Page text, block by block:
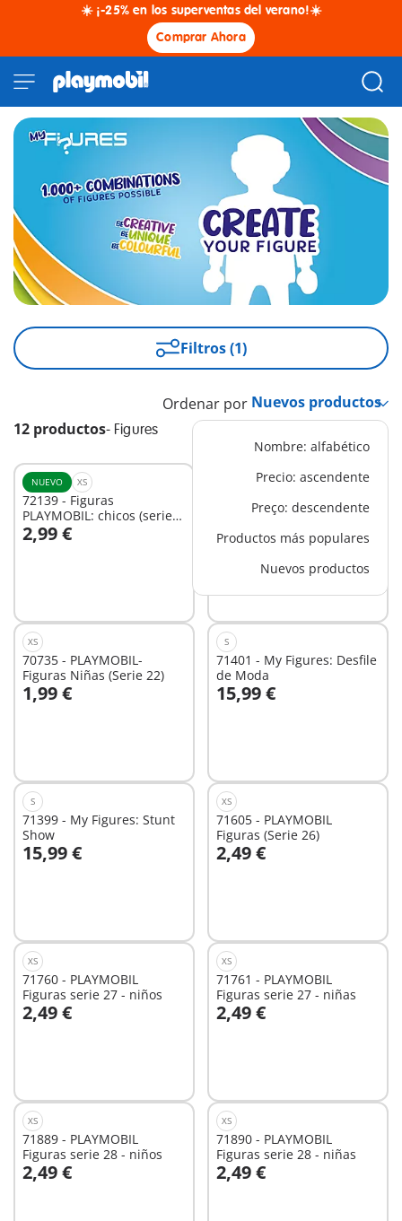
☀️ ¡-25% en los superventas del verano!☀️
Comprar Ahora
Filtros (1)
12 productos- Figures
Ordenar por
Nombre: alfabético
Precio: ascendente
Preço: descendente
Productos más populares
Nuevos productos
NUEVO XS
72139 - Figuras
PLAYMOBIL: chicos (serie
30)
2,99 €
A la cesta
XS
72140 - Figuras
PLAYMOBIL: chicas (serie
30)
2,99 €
A la cesta
XS
70735 - PLAYMOBIL-
Figuras Niñas (Serie 22)
1,99 €
S
71401 - My Figures: Desfile
de Moda
15,99 €
S
71399 - My Figures: Stunt
Show
15,99 €
XS
71605 - PLAYMOBIL
Figuras (Serie 26)
2,49 €
XS
71760 - PLAYMOBIL
Figuras serie 27 - niños
2,49 €
A la cesta
XS
71761 - PLAYMOBIL
Figuras serie 27 - niñas
2,49 €
XS
71889 - PLAYMOBIL
Figuras serie 28 - niños
2,49 €
XS
71890 - PLAYMOBIL
Figuras serie 28 - niñas
2,49 €